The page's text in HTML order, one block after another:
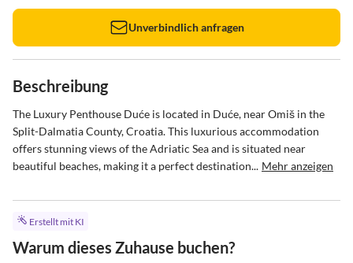
Unverbindlich anfragen
Beschreibung
The Luxury Penthouse Duće is located in Duće, near Omiš in the
Split-Dalmatia County, Croatia. This luxurious accommodation
offers stunning views of the Adriatic Sea and is situated near
beautiful beaches, making it a perfect destination... Mehr anzeigen
Erstellt mit KI
Warum dieses Zuhause buchen?